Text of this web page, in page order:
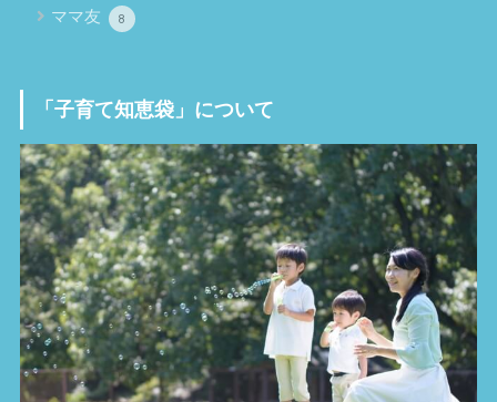
ママ友 8
「子育て知恵袋」について